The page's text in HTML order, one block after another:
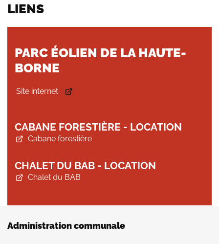
LIENS
CABANE FORESTIÈRE - LOCATION
Cabane forestière
CHALET DU BAB - LOCATION
Chalet du BAB
PARC ÉOLIEN DE LA HAUTE-
BORNE
Site internet
Administration communale